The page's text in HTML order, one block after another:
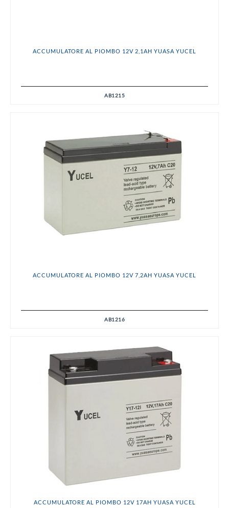
ACCUMULATORE AL PIOMBO 12V 2,1AH YUASA YUCEL
AB1215
ACCUMULATORE AL PIOMBO 12V 7,2AH YUASA YUCEL
AB1216
ACCUMULATORE AL PIOMBO 12V 17AH YUASA YUCEL